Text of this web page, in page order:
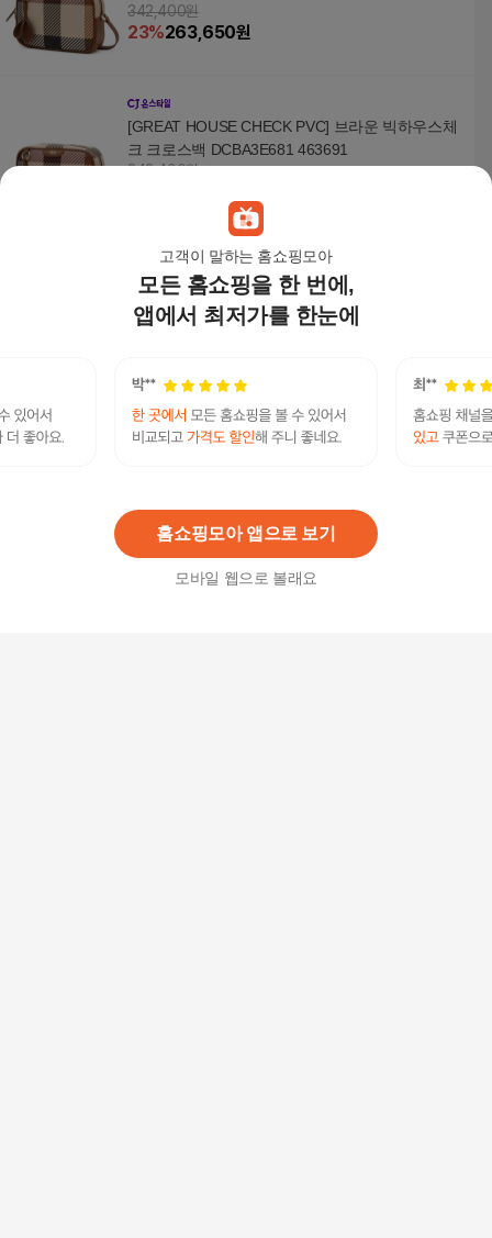
고객이 말하는 홈쇼핑모아
모든 홈쇼핑을 한 번에,
앱에서 최저가를 한눈에
홈쇼핑모아 앱으로 보기
모바일 웹으로 볼래요
342,400원
23%263,650원
[GREAT HOUSE CHECK PVC] 브라운 빅하우스체
크 크로스백 DCBA3E681 463691
342,400원
고이비토 중고명품 - 루이비통 타이가 안톤 - K251
02LV
2,989,000원
[브리치] 스퀘어 쇼퍼백 데일리 출퇴근 가방 숄더백
17%31,960원